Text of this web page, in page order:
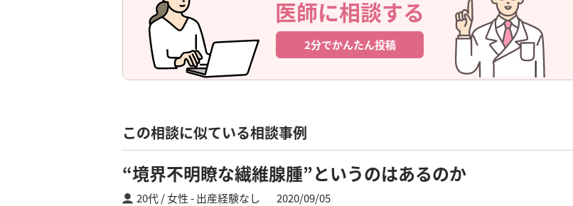
医師に相談する
2分でかんたん投稿
この相談に似ている相談事例
“境界不明瞭な繊維腺腫”というのはあるのか
20代 / 女性 出産経験なし 2020/09/05